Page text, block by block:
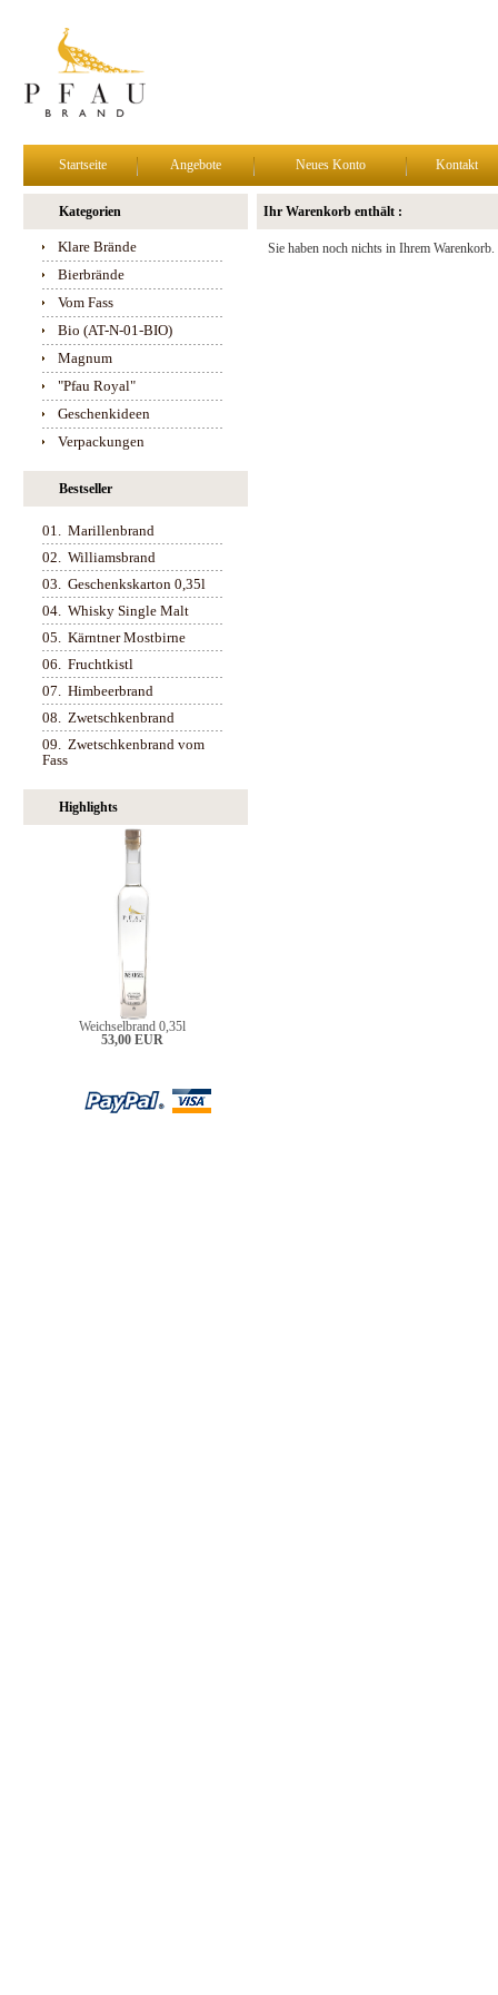
Startseite Angebote Neues Konto Kontakt
Kategorien
Klare Brände
Bierbrände
Vom Fass
Bio (AT-N-01-BIO)
Magnum
"Pfau Royal"
Geschenkideen
Verpackungen
Bestseller
01. Marillenbrand
02. Williamsbrand
03. Geschenkskarton 0,35l
04. Whisky Single Malt
05. Kärntner Mostbirne
06. Fruchtkistl
07. Himbeerbrand
08. Zwetschkenbrand
09. Zwetschkenbrand vom
Fass
Highlights
Weichselbrand 0,35l
53,00 EUR
Ihr Warenkorb enthält :
Sie haben noch nichts in Ihrem Warenkorb.